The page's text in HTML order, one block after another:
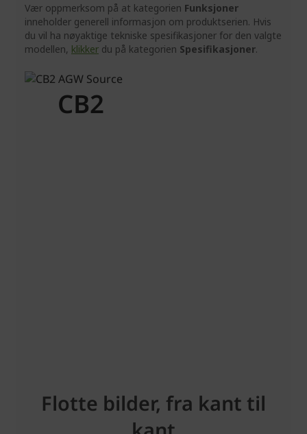
Vær oppmerksom på at kategorien Funksjoner
inneholder generell informasjon om produktserien. Hvis
du vil ha nøyaktige tekniske spesifikasjoner for den valgte
modellen, klikker du på kategorien Spesifikasjoner.